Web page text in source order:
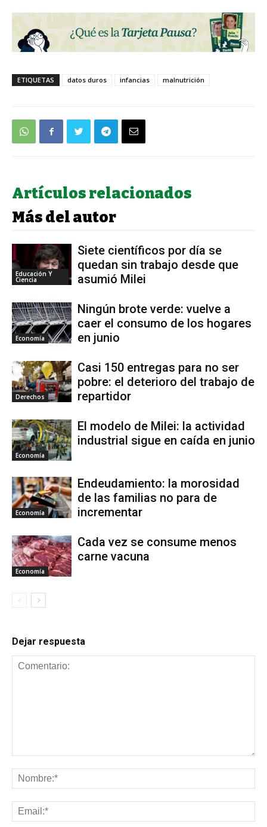
ETIQUETAS datos duros infancias malnutrición
Artículos relacionados
Más del autor
Educación Y
Ciencia
Siete científicos por día se
quedan sin trabajo desde que
asumió Milei
Economía
Ningún brote verde: vuelve a
caer el consumo de los hogares
en junio
Derechos
Casi 150 entregas para no ser
pobre: el deterioro del trabajo de
repartidor
Economía
El modelo de Milei: la actividad
industrial sigue en caída en junio
Economía
Endeudamiento: la morosidad
de las familias no para de
incrementar
Economía
Cada vez se consume menos
carne vacuna
Dejar respuesta